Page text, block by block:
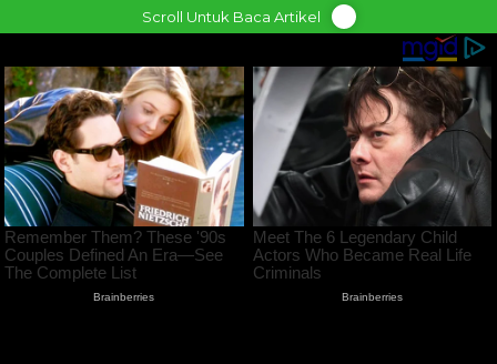
to
Scroll Untuk Baca Artikel